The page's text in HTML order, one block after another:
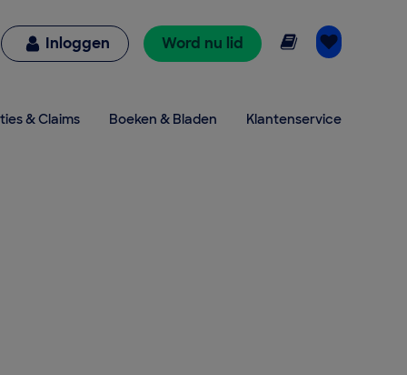
Inloggen Word nu lid Online lezen
& Claims Boeken & Bladen Klantenservice